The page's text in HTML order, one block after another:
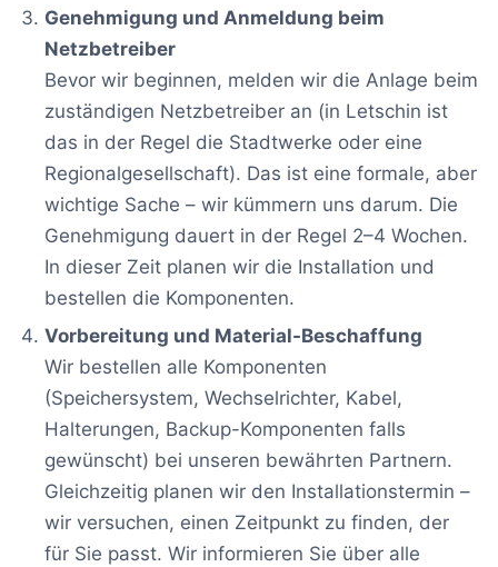
Genehmigung und Anmeldung beim
Netzbetreiber
Bevor wir beginnen, melden wir die Anlage beim
zuständigen Netzbetreiber an (in Letschin ist
das in der Regel die Stadtwerke oder eine
Regionalgesellschaft). Das ist eine formale, aber
wichtige Sache – wir kümmern uns darum. Die
Genehmigung dauert in der Regel 2–4 Wochen.
In dieser Zeit planen wir die Installation und
bestellen die Komponenten.
Vorbereitung und Material-Beschaffung
Wir bestellen alle Komponenten
(Speichersystem, Wechselrichter, Kabel,
Halterungen, Backup-Komponenten falls
gewünscht) bei unseren bewährten Partnern.
Gleichzeitig planen wir den Installationstermin –
wir versuchen, einen Zeitpunkt zu finden, der
für Sie passt. Wir informieren Sie über alle